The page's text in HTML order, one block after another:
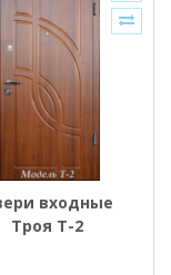
входные
Троя Т-2